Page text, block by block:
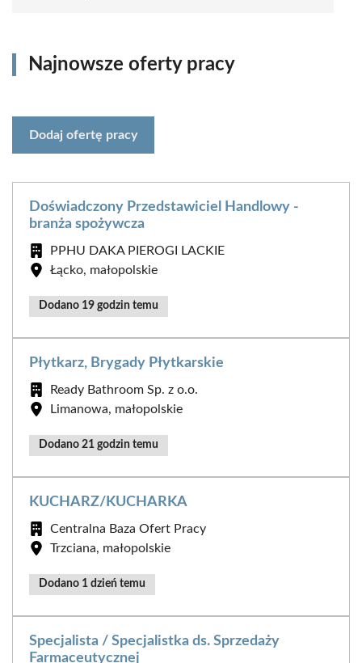
Najnowsze oferty pracy
Dodaj ofertę pracy
Doświadczony Przedstawiciel Handlowy -
branża spożywcza
PPHU DAKA PIEROGI LACKIE
Łącko, małopolskie
Dodano 19 godzin temu
Płytkarz, Brygady Płytkarskie
Ready Bathroom Sp. z o.o.
Limanowa, małopolskie
Dodano 21 godzin temu
KUCHARZ/KUCHARKA
Centralna Baza Ofert Pracy
Trzciana, małopolskie
Dodano 1 dzień temu
Specjalista / Specjalistka ds. Sprzedaży
Farmaceutycznej